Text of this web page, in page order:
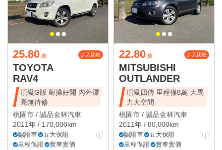
25.80 萬 加入比較
TOYOTA
RAV4
頂級G版 耐操好開 內外漂
亮無待修
桃園市 / 誠品金林汽車
2011年 / 170,000km
認證車
五大保證
里程保證
實車實價
22.80 萬 加入比較
MITSUBISHI
OUTLANDER
頂級四傳 里程僅8萬 大馬
力大空間
桃園市 / 誠品金林汽車
2011年 / 80,000km
認證車
五大保證
里程保證
實車實價